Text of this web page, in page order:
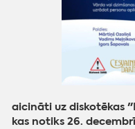
aicināti uz diskotēkas
kas notiks 26.